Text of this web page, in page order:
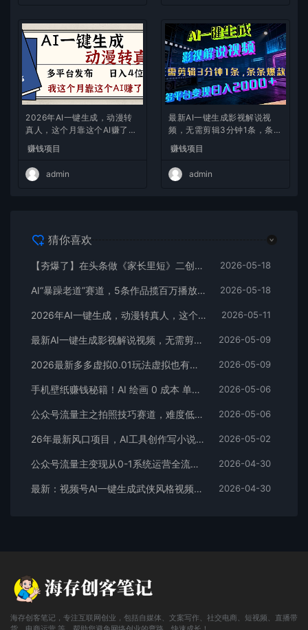
2026年AI一键生成，动漫转
真人，这个月靠这个AI赚了2
赚钱项目
admin
最新AI一键生成影视解说视
频，无需剪辑3分钟1条，条条
+
赚钱项目
admin
猜你喜欢
【夯爆了】在头条做《家长里短》二创小故事，这个月收益2w+ 2026-05-18
AI“暴躁老道”赛道，5条作品揽百万播放！（附变现全攻略） 2026-05-18
2026年AI一键生成，动漫转真人，这个月靠这个AI赚了2W+ 2026-05-11
最新AI一键生成影视解说视频，无需剪辑3分钟1条，条条爆款，多平台变现日入2000+ 2026-05-09
2026最新多多虚拟0.01玩法虚拟也有新门路轻松日入2500! 2026-05-09
手机壁纸赚钱秘籍！AI 绘画 0 成本 单店狂销 3.8 万单 2026-05-06
公众号流量主之拍照技巧赛道，难度低+流量大，起号第一篇就爆了10w阅读！ 2026-05-06
26年最新风口项目，AI工具创作写小说，轻松实现日入1000+ 2026-05-02
公众号流量主变现从0-1系统运营全流程讲解！ 2026-04-30
最新：视频号AI一键生成武侠风格视频，狂撸视频号分成收益，学完轻松日入1000+ 2026-04-30
海存创客笔记，专注互联网创业，包括自媒体、文案写作、社交电商、短视频、直播带